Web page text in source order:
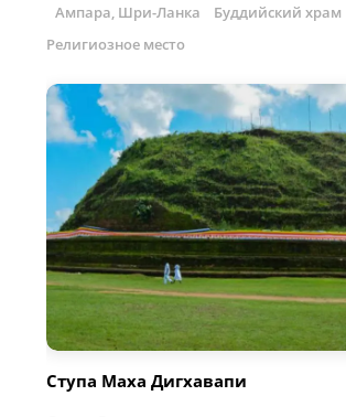
Ампара, Шри-Ланка
Буддийский храм
Религиозное место
Ступа Маха Дигхавапи